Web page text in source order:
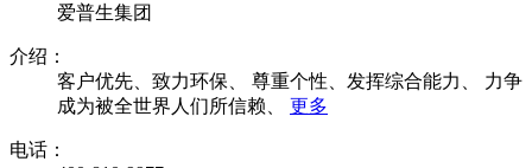
爱普生集团
介绍：
客户优先、致力环保、 尊重个性、发挥综合能力、 力争
成为被全世界人们所信赖、 更多
电话：